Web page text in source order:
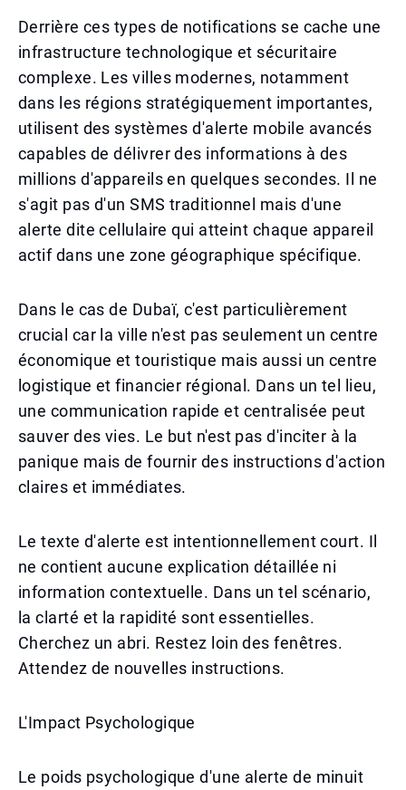
Derrière ces types de notifications se cache une
infrastructure technologique et sécuritaire
complexe. Les villes modernes, notamment
dans les régions stratégiquement importantes,
utilisent des systèmes d'alerte mobile avancés
capables de délivrer des informations à des
millions d'appareils en quelques secondes. Il ne
s'agit pas d'un SMS traditionnel mais d'une
alerte dite cellulaire qui atteint chaque appareil
actif dans une zone géographique spécifique.
Dans le cas de Dubaï, c'est particulièrement
crucial car la ville n'est pas seulement un centre
économique et touristique mais aussi un centre
logistique et financier régional. Dans un tel lieu,
une communication rapide et centralisée peut
sauver des vies. Le but n'est pas d'inciter à la
panique mais de fournir des instructions d'action
claires et immédiates.
Le texte d'alerte est intentionnellement court. Il
ne contient aucune explication détaillée ni
information contextuelle. Dans un tel scénario,
la clarté et la rapidité sont essentielles.
Cherchez un abri. Restez loin des fenêtres.
Attendez de nouvelles instructions.
L'Impact Psychologique
Le poids psychologique d'une alerte de minuit